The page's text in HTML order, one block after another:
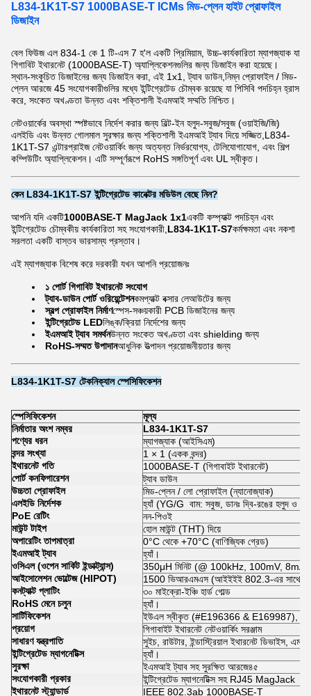
L834-1K1T-S7 1000BASE-T ICMs মিড-প্লেন হাইট প্রোফাইল
ডিজাইন
বেল ফিউজ এল 834-1 কে 1 টি-এস 7 হ'ল একটি প্রিমিয়াম, উচ্চ-কার্যকারিতা ম্যাগজ্যাক যা
গিগাবিট ইথারনেট (1000BASE-T) অ্যাপ্লিকেশনগুলির জন্য ডিজাইন করা হয়েছে।
স্থান-সংকুচিত ডিজাইনের জন্য ডিজাইন করা, এই 1x1, ট্যাব ডাউন,নিম্ন প্রোফাইল / মিড-
প্লেন আরজে 45 সংযোগকারীগুলির মধ্যে ইন্টিগ্রেটেড চৌম্বক রয়েছে যা পিসিবি পদচিহ্ন হ্রাস
করে, সংকেত অখণ্ডতা উন্নত এবং শক্তিশালী ইএমআই সম্মতি নিশ্চিত।
নেটওয়ার্কের অবস্থা স্পষ্টভাবে নির্দেশ করার জন্য বিল্ট-ইন হলুদ-সবুজ/সবুজ (ওয়াইজি/জি)
এলইডি এবং উন্নত গোলমাল সুরক্ষার জন্য শক্তিশালী ইএমআই ট্যাব দিয়ে সজ্জিত,L834-
1K1T-S7 এন্টারপ্রাইজ নেটওয়ার্কিং জন্য অত্যন্ত নির্ভরযোগ্য, টেলিযোগাযোগ, এবং শিল্প
কম্পিউটিং অ্যাপ্লিকেশন। এটি সম্পূর্ণরূপে RoHS সঙ্গতিপূর্ণ এবং UL স্বীকৃত।
কেন L834-1K1T-S7 ইন্টিগ্রেটেড কানেক্টর মডিউল বেছে নিন?
আপনি যদি একটি1000BASE-T MagJack 1x1একটি কম্প্যাক্ট পদচিহ্ন এবং
ইন্টিগ্রেটেড চৌম্বকীয় কার্যকারিতা সহ সংযোগকারী, L834-1K1T-S7কর্মক্ষমতা এবং নকশা
সরলতা একটি বাস্তব ভারসাম্য প্রস্তাব।
এই ম্যাগজ্যাক বিশেষ করে দরকারী যখন আপনি প্রয়োজনঃ
১ পোর্ট গিগাবিট ইথারনেট সংযোগ
ট্যাব-ডাউন পোর্ট ওরিয়েন্টেশনকমপ্যাক্ট বক্সার লেআউটের জন্য
স্বল্প প্রোফাইল নির্মাণস্পেস-সঞ্চয়কারী PCB ডিজাইনের জন্য
ইন্টিগ্রেটেড LEDলিঙ্ক/ক্রিয়া নির্দেশের জন্য
ইএমআই ট্যাব সমর্থনউন্নত সংকেত অখণ্ডতা এবং shielding জন্য
RoHS-সম্মত উপাদানআধুনিক উত্পাদন প্রয়োজনীয়তার জন্য
L834-1K1T-S7 টেকনিক্যাল স্পেসিফিকেশন
স্পেসিফিকেশন
মূল্য
নির্মাতার অংশ নম্বর
L834-1K1T-S7
পণ্যের ধরন
ম্যাগজ্যাক (আইসিএম)
বন্দর সংখ্যা
1 × 1 (একক বন্দর)
ইথারনেট গতি
1000BASE-T (গিগাবাইট ইথারনেট)
পোর্ট কনফিগারেশন
ট্যাব ডাউন
উচ্চতা প্রোফাইল
মিড-প্লেন / লো প্রোফাইল (ন্যানোজ্যাক)
এলইডি নির্দেশক
হ্যাঁ (YG/G ️ বাম: সবুজ, ডানঃ দ্বি-রঙের হলুদ ও
PoE রেটিং
নন-পিওই
মাউন্ট টাইপ
হোল মাউন্ট (THT) দিয়ে
অপারেটিং তাপমাত্রা
0°C থেকে +70°C (বাণিজ্যিক গ্রেড)
ইএমআই ট্যাব
হ্যাঁ।
ওসিএল (ওপেন সার্কিট ইন্ডাক্ট্যান্স)
350μH মিনিট (@ 100kHz, 100mV, 8mA
আইসোলেশন ভোল্টেজ (HIPOT)
1500 ভিআরএমএস (আইইইই 802.3-এর সাথে
কনট্যাক্ট প্লাটিং
৩০ মাইক্রো-ইঞ্চি হার্ড গোল্ড
RoHS মেনে চলুন
হ্যাঁ।
সার্টিফিকেশন
ইউএল স্বীকৃত (#E196366 & E169987),
প্রয়োগ
গিগাবাইট ইথারনেট নেটওয়ার্কিং সরঞ্জাম
সাধারণ যন্ত্রপাতি
সুইচ, রাউটার, ইন্ডাস্ট্রিয়াল ইথারনেট ডিভাইস,
ইন্টিগ্রেটেড ম্যাগনেটিক্স
হ্যাঁ।
সুরক্ষা
ইএমআই ট্যাব সহ সুরক্ষিত আরজে৪৫
সংযোগকারী প্রকার
ইন্টিগ্রেটেড ম্যাগনেটিক্স সহ RJ45 MagJack
ইথারনেট স্ট্যান্ডার্ড
IEEE 802.3ab 1000BASE-T